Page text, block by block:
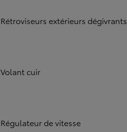
Rétroviseurs extérieurs dégivrants
Volant cuir
Régulateur de vitesse